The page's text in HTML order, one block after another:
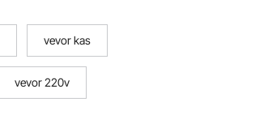
vevor kas
vevor 220v